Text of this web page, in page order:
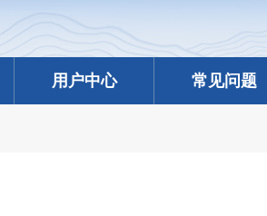
用户中心 常见问题